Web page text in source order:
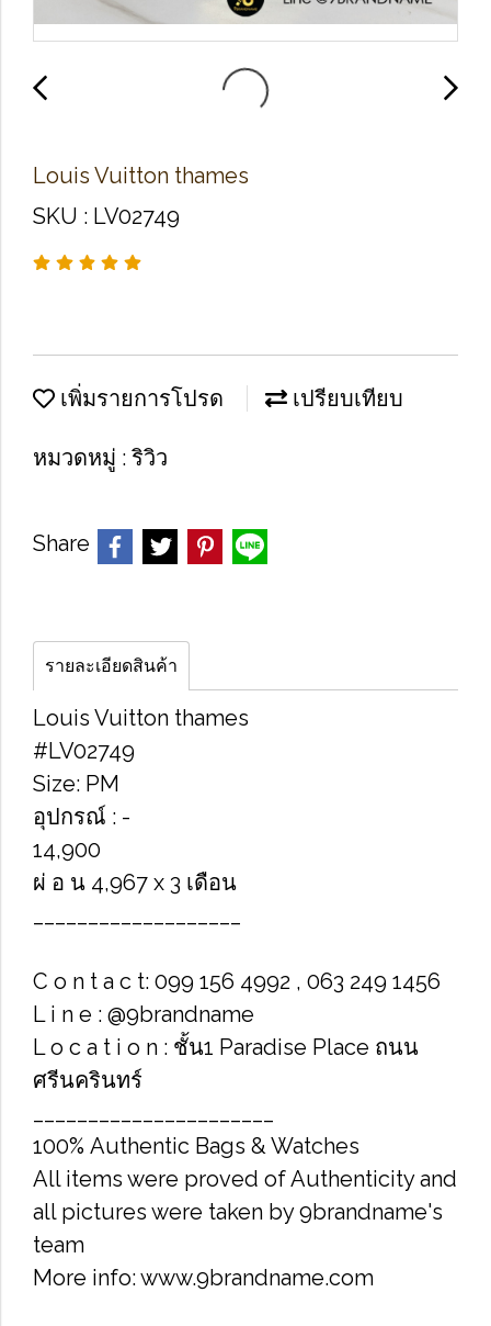
Louis Vuitton thames
SKU : LV02749
เพิ่มรายการโปรด เปรียบเทียบ
หมวดหมู่ : ริวิว
Share
รายละเอียดสินค้า
Louis Vuitton thames
#LV02749
Size: PM
อุปกรณ์ : -
14,900
ผ่ อ น 4,967 x 3 เดือน
C o n t a c t: 099 156 4992 , 063 249 1456
L i n e : @9brandname
L o c a t i o n : ชั้น1 Paradise Place ถนน
ศรีนครินทร์
100% Authentic Bags & Watches
All items were proved of Authenticity and
all pictures were taken by 9brandname's
team
More info: www.9brandname.com